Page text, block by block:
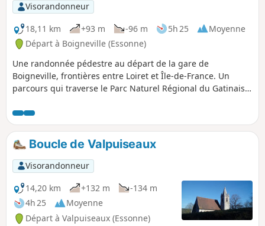
Visorandonneur
18,11 km
+93 m -96 m 5h 25
Moyenne
Départ à Boigneville (Essonne)
Une randonnée pédestre au départ de la gare de
Boigneville, frontières entre Loiret et Île-de-France. Un
parcours qui traverse le Parc Naturel Régional du Gatinais,
de l'Essonne, de jolie passerelles. Petit arrêt à l'Église Notre-
Dame de l'Assomption du XIIIe siècle avec sa crypte.
Boucle de Valpuiseaux
Visorandonneur
14,20 km
+132 m
-134 m
4h 25
Moyenne
Départ à Valpuiseaux (Essonne)